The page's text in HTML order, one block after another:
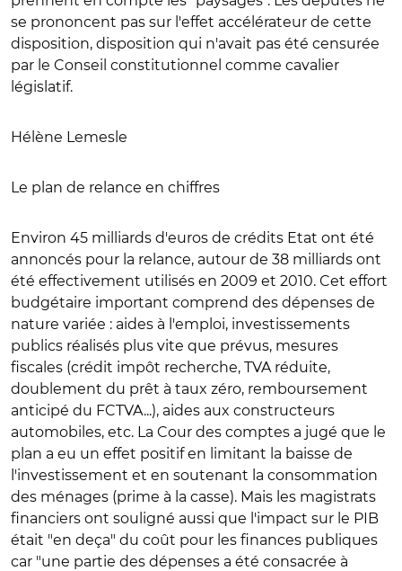
se prononcent pas sur l'effet accélérateur de cette
disposition, disposition qui n'avait pas été censurée
par le Conseil constitutionnel comme cavalier
législatif.
Hélène Lemesle
Le plan de relance en chiffres
Environ 45 milliards d'euros de crédits Etat ont été
annoncés pour la relance, autour de 38 milliards ont
été effectivement utilisés en 2009 et 2010. Cet effort
budgétaire important comprend des dépenses de
nature variée : aides à l'emploi, investissements
publics réalisés plus vite que prévus, mesures
fiscales (crédit impôt recherche, TVA réduite,
doublement du prêt à taux zéro, remboursement
anticipé du FCTVA...), aides aux constructeurs
automobiles, etc. La Cour des comptes a jugé que le
plan a eu un effet positif en limitant la baisse de
l'investissement et en soutenant la consommation
des ménages (prime à la casse). Mais les magistrats
financiers ont souligné aussi que l'impact sur le PIB
était "en deça" du coût pour les finances publiques
car "une partie des dépenses a été consacrée à